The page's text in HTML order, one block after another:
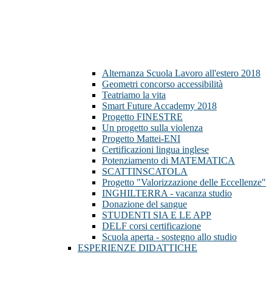
Alternanza Scuola Lavoro all'estero 2018
Geometri concorso accessibilità
Teatriamo la vita
Smart Future Accademy 2018
Progetto FINESTRE
Un progetto sulla violenza
Progetto Mattei-ENI
Certificazioni lingua inglese
Potenziamento di MATEMATICA
SCATTINSCATOLA
Progetto "Valorizzazione delle Eccellenze"
INGHILTERRA - vacanza studio
Donazione del sangue
STUDENTI SIA E LE APP
DELF corsi certificazione
Scuola aperta - sostegno allo studio
ESPERIENZE DIDATTICHE